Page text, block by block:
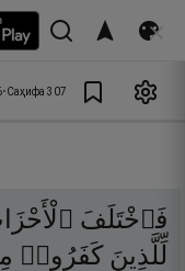
•Саҳифа 307
فَٱخْتَلَفَ
لِّلَّذِينَ كَفَرُوا۟